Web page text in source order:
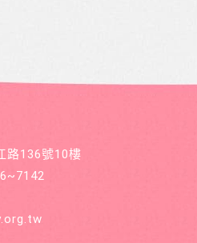
路136號10樓